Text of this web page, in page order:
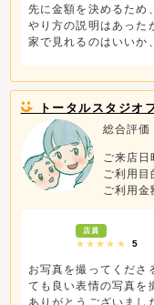
先に金額を決めるため
やり方の説明はあった
家で見れるのはいいか
トータルスタジオ
総合評価
ご来店
ご利用目
ご利用
店員
★★★★★ 5
お写真を撮ってくださ
ても良い表情の写真を